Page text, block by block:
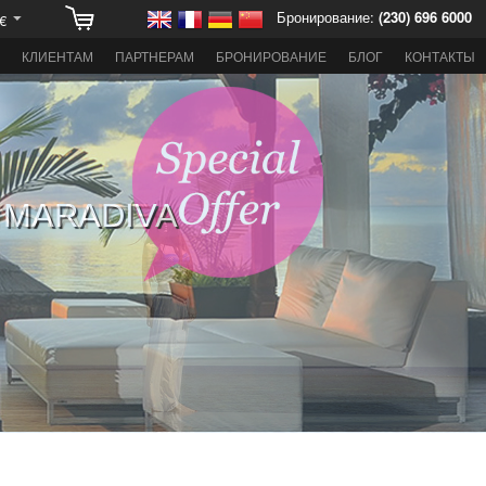
Бронирование: (230) 696 6000
КЛИЕНТАМ ПАРТНЕРАМ БРОНИРОВАНИЕ БЛОГ КОНТАКТЫ
И
ФУТБОЛУ